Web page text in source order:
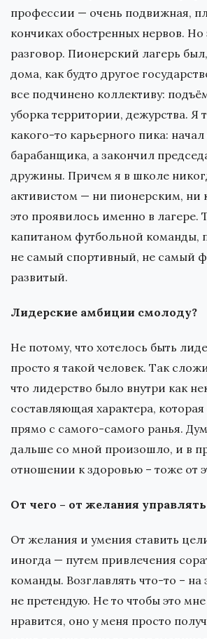
профессии — очень подвижная,
кончиках обостренных нервов.
разговор. Пионерский лагерь
дома, как будто другое
все подчинено коллективу:
уборка территории, дежурства. Я
какого-то карьерного пика:
барабанщика, а закончил
дружины. Причем я в школе
активистом — ни пионерским, ни
это проявилось именно в лагере.
капитаном футбольной команды,
не самый спортивный, не самый
развитый.
Лидерские амбиции смолоду?
Не потому, что хотелось быть
просто я такой человек. Так
что лидерство было внутри как
составляющая характера,
прямо с самого-самого ранья.
дальше со мной произошло, и в
отношении к здоровью – тоже от
От чего – от желания
От желания и умения ставить
иногда — путем привлечения
команды. Возглавлять что-то – на
не претендую. Не то чтобы это
нравится, оно у меня просто